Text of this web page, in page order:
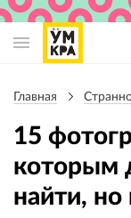
навигации
Главная
15
которым
найти,